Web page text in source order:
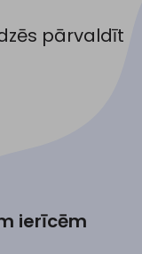
pārvaldīt
ierīcēm